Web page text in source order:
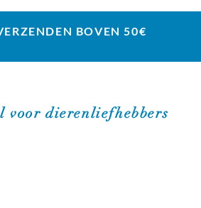
BOVEN 50€
voor dierenliefhebbers